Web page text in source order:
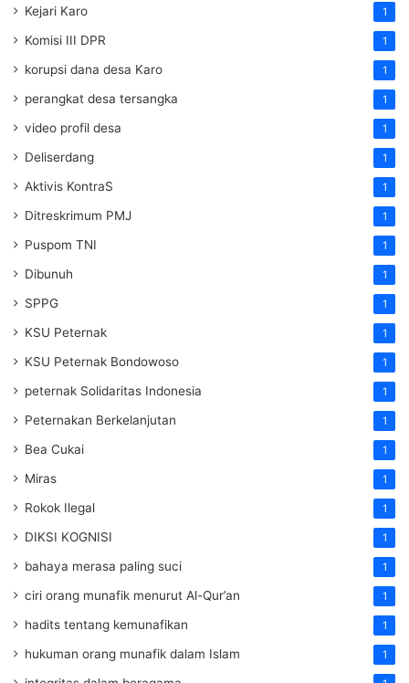
Kejari Karo 1
Komisi III DPR 1
korupsi dana desa Karo 1
perangkat desa tersangka 1
video profil desa 1
Deliserdang 1
Aktivis KontraS 1
Ditreskrimum PMJ 1
Puspom TNI 1
Dibunuh 1
SPPG 1
KSU Peternak 1
KSU Peternak Bondowoso 1
peternak Solidaritas Indonesia 1
Peternakan Berkelanjutan 1
Bea Cukai 1
Miras 1
Rokok Ilegal 1
DIKSI KOGNISI 1
bahaya merasa paling suci 1
ciri orang munafik menurut Al-Qur’an 1
hadits tentang kemunafikan 1
hukuman orang munafik dalam Islam 1